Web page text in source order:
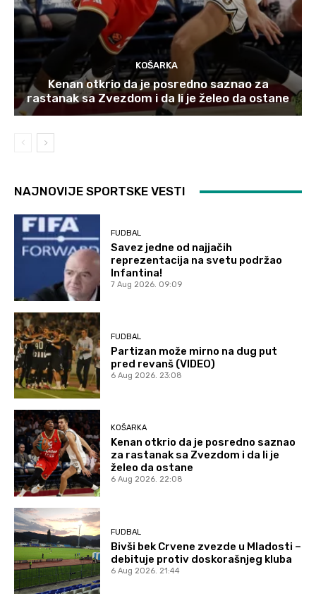
KOŠARKA
Kenan otkrio da je posredno saznao za
rastanak sa Zvezdom i da li je želeo da ostane
NAJNOVIJE SPORTSKE VESTI
FUDBAL
Savez jedne od najjačih
reprezentacija na svetu podržao
Infantina!
7 Aug 2026. 09:09
FUDBAL
Partizan može mirno na dug put
pred revanš (VIDEO)
6 Aug 2026. 23:08
KOŠARKA
Kenan otkrio da je posredno saznao
za rastanak sa Zvezdom i da li je
želeo da ostane
6 Aug 2026. 22:08
FUDBAL
Bivši bek Crvene zvezde u Mladosti –
debituje protiv doskorašnjeg kluba
6 Aug 2026. 21:44